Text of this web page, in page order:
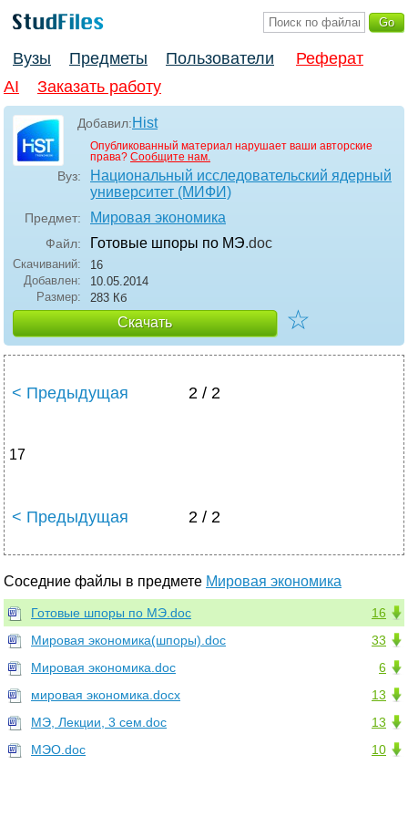
Вузы Предметы Пользователи
Реферат
AI
Заказать работу
Добавил:Hist
Опубликованный материал нарушает ваши авторские
права? Сообщите нам.
Вуз:
Национальный исследовательский ядерный
университет (МИФИ)
Предмет: Мировая экономика
Файл: Готовые шпоры по МЭ.doc
Скачиваний:
16
Добавлен:
10.05.2014
Размер:
283 Кб
Скачать ☆
< Предыдущая 2 / 2
17
< Предыдущая 2 / 2
Соседние файлы в предмете Мировая экономика
16
Готовые шпоры по МЭ.doc
33
Мировая экономика(шпоры).doc
6
Мировая экономика.doc
13
мировая экономика.docx
13
МЭ, Лекции, 3 сем.doc
10
МЭО.doc